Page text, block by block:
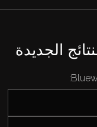
الجديدة